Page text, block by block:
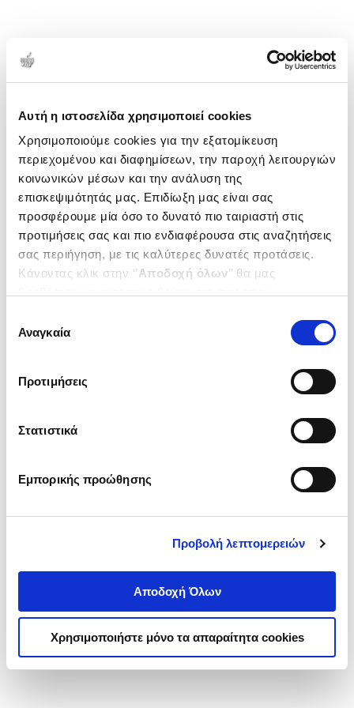
Αυτή η ιστοσελίδα χρησιμοποιεί cookies
Χρησιμοποιούμε cookies για την εξατομίκευση
περιεχομένου και διαφημίσεων, την παροχή λειτουργιών
κοινωνικών μέσων και την ανάλυση της
επισκεψιμότητάς μας. Επιδίωξη μας είναι σας
προσφέρουμε μία όσο το δυνατό πιο ταιριαστή στις
προτιμήσεις σας και πιο ενδιαφέρουσα στις αναζητήσεις
σας περιήγηση, με τις καλύτερες δυνατές προτάσεις.
Κάνοντας κλικ στην ‘’Αποδοχή όλων’’ θα μας
ενδιαφέρουν και να επιλέξετε από τα παρακάτω με την
΄΄και να ενημερωθείτε σχετικά με
συγκατάθεσης
Αναγκαία
Προτιμήσεις
Στατιστικά
Εμπορικής προώθησης
Προβολή λεπτομερειών
Αποδοχή Όλων
Χρησιμοποιήστε μόνο τα απαραίτητα cookies